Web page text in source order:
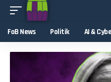
FoB News Politik AI &